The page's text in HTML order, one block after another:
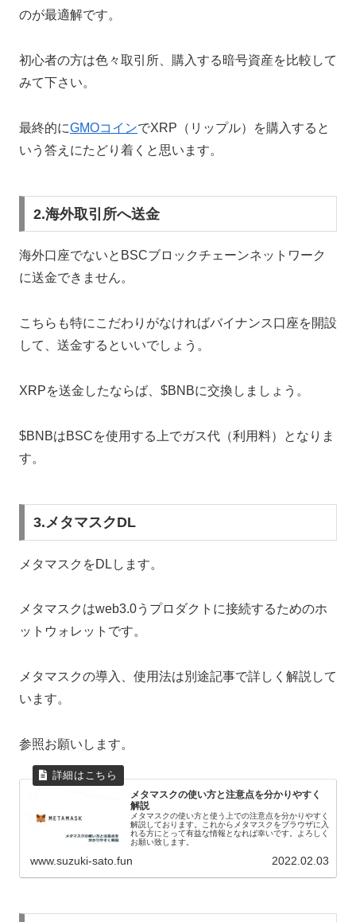
のが最適解です。
初心者の方は色々取引所、購入する暗号資産を比較して
みて下さい。
最終的にGMOコインでXRP（リップル）を購入すると
いう答えにたどり着くと思います。
2.海外取引所へ送金
海外口座でないとBSCブロックチェーンネットワーク
に送金できません。
こちらも特にこだわりがなければバイナンス口座を開設
して、送金するといいでしょう。
XRPを送金したならば、$BNBに交換しましょう。
$BNBはBSCを使用する上でガス代（利用料）となりま
す。
3.メタマスクDL
メタマスクをDLします。
メタマスクはweb3.0うプロダクトに接続するためのホ
ットウォレットです。
メタマスクの導入、使用法は別途記事で詳しく解説して
います。
参照お願いします。
メタマスクの使い方と注意点を分かりやすく
解説
メタマスクの使い方と使う上での注意点を分かりやすく
解説しております。これからメタマスクをブラウザに入
れる方にとって有益な情報となれば幸いです。よろしく
お願い致します。
www.suzuki-sato.fun 2022.02.03